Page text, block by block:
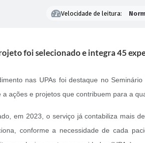
Velocidade de leitura:
foi selecionado e integra 45
nas UPAs foi destaque no
ações e projetos que contribuem para a
em 2023, o serviço já contabiliza mais
conforme a necessidade de cada